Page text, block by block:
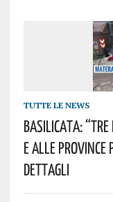
TUTTE LE NEWS
Basilicata: “Tre
E Alle Province
Dettagli